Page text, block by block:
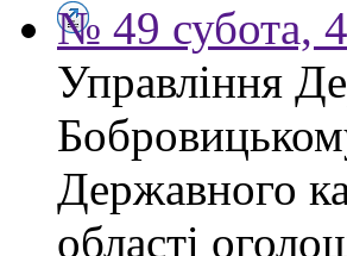
№ 49 субота,
Управління
Державного
області